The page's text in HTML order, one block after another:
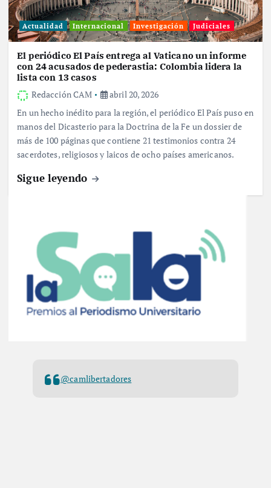
Actualidad Internacional Investigación Judiciales
El periódico El País entrega al Vaticano un informe
con 24 acusados de pederastia: Colombia lidera la
lista con 13 casos
Redacción CAM
abril 20, 2026
En un hecho inédito para la región, el periódico El País puso en
manos del Dicasterio para la Doctrina de la Fe un dossier de
más de 100 páginas que contiene 21 testimonios contra 24
sacerdotes, religiosos y laicos de ocho países americanos.
Sigue leyendo
@camlibertadores